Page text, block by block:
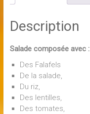
Description
Salade composée avec :
Des Falafels
De la salade,
Du riz,
Des lentilles,
Des tomates,